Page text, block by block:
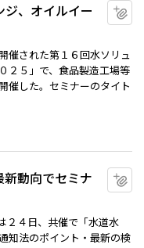
、オイルイー
催された第１６回水ソリュ
２５」で、食品製造工場等
催した。セミナーのタイト
動向でセミナ
２４日、共催で「水道水
知法のポイント・最新の検